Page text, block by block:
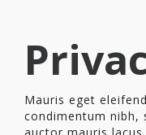
Mauris eget
condimentum nibh,